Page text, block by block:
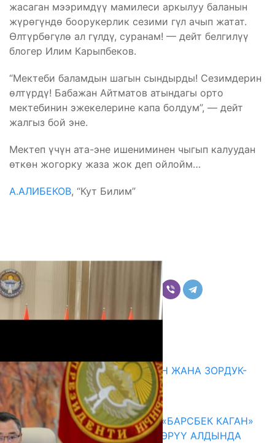
жасаган мээримдүү мамилеси аркылуу баланын
жүрөгүндө боорукерлик сезими гүл ачып жатат.
Өлтүрбөгүлө ал гүлдү, суранам! — дейт белгилүү
блогер Илим Карыпбеков.
“Мектеби​ баламдын шагын сындырды! Сезимдерин
өлтүрдү! Бабажан Айтматов атындагы орто
мектебинин эжекелерине капа болдум”, — дейт
жалгыз бой эне.
Мектеп үчүн ата-эне ишениминен чыгып калуудан
өткөн жогорку жаза жок деп ойлойм…
​А.АЛИБЕКОВ, “Кут Билим”
Комментарийлер
ГЕНДЕРДИК БАСМЫРЛООДОН ЖАНА ЗОРДУК-
ЗОМБУЛУКТАН КОРГОО
07.08.2026
КЫРГЫЗ ТАРЫХЫ ТАСМАДА: «БАРСБЕК КАГАН»
КӨРКӨМ ТАСМАСЫ ЖАРЫК КӨРҮҮ АЛДЫНДА